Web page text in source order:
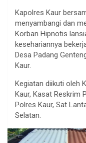
Kapolres Kaur
menyambangi dan
Korban Hipnotis
kesehariannya
Desa Padang
Kaur.
Kegiatan diikuti oleh
Kaur, Kasat Reskrim
Polres Kaur, Sat
Selatan.